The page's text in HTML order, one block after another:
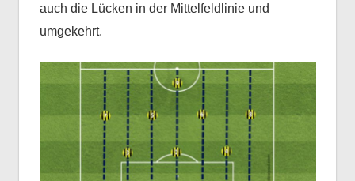
auch die Lücken in der Mittelfeldlinie und
umgekehrt.